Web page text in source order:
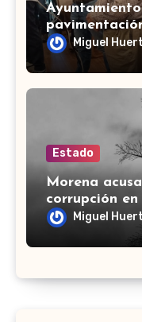
Marines
Miguel
Estado
Morena
corrupción
desfalco de
Miguel